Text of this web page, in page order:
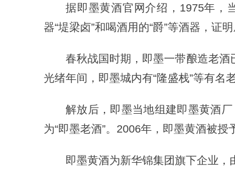
据即墨黄酒官网介绍，1975年，
器“堤梁卤”和喝酒用的“爵”等酒器，证
春秋战国时期，即墨一带酿造老酒
光绪年间，即墨城内有“隆盛栈”等有名
解放后，即墨当地组建即墨黄酒
为“即墨老酒”。2006年，即墨黄酒被授
即墨黄酒为新华锦集团旗下企业，